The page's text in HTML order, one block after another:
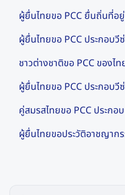
ผู้ยื่นไทยขอ PCC ยื่นถิ่นที่อ
ผู้ยื่นไทยขอ PCC ประกอบวี
ชาวต่างชาติขอ PCC ของไท
ผู้ยื่นไทยขอ PCC ประกอบวี
คู่สมรสไทยขอ PCC ประก
ผู้ยื่นไทยขอประวัติอาชญาก